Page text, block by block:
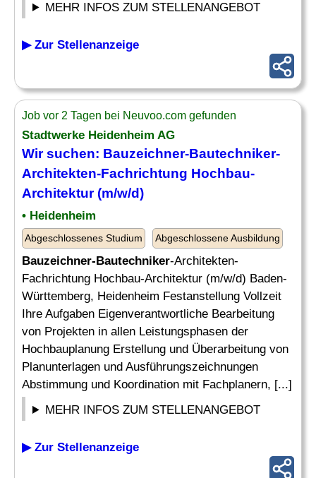
MEHR INFOS ZUM STELLENANGEBOT
▶ Zur Stellenanzeige
Job vor 2 Tagen bei Neuvoo.com gefunden
Stadtwerke Heidenheim AG
Wir suchen: Bauzeichner-Bautechniker-
Architekten-Fachrichtung Hochbau-
Architektur (m/w/d)
• Heidenheim
Abgeschlossenes Studium Abgeschlossene Ausbildung
Bauzeichner-Bautechniker-Architekten-
Fachrichtung Hochbau-Architektur (m/w/d) Baden-
Württemberg, Heidenheim Festanstellung Vollzeit
Ihre Aufgaben Eigenverantwortliche Bearbeitung
von Projekten in allen Leistungsphasen der
Hochbauplanung Erstellung und Überarbeitung von
Planunterlagen und Ausführungszeichnungen
Abstimmung und Koordination mit Fachplanern, [...]
MEHR INFOS ZUM STELLENANGEBOT
▶ Zur Stellenanzeige